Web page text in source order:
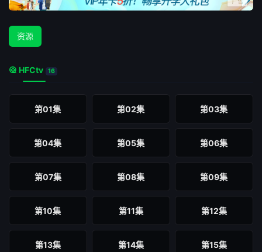
资源
HFCtv 16
第01集 第02集 第03集
第04集 第05集 第06集
第07集 第08集 第09集
第10集 第11集 第12集
第13集 第14集 第15集